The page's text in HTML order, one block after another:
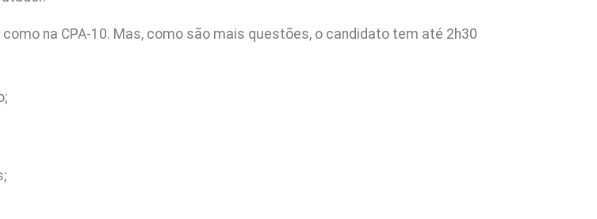
na CPA-10. Mas, como são mais questões, o candidato tem até 2h30